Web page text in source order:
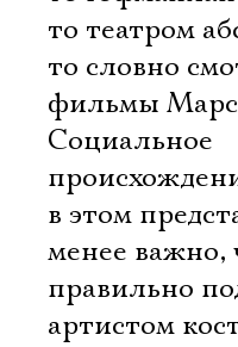
то театром
то словно
фильмы
Cоциальное
в этом
менее важно,
правильно
артистом